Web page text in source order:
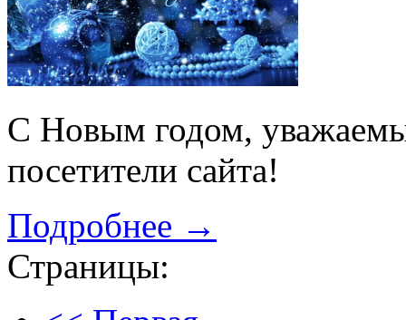
С Новым годом,
посетители сайта!
Подробнее →
Страницы: